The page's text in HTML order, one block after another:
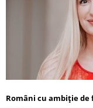
Români cu ambiție de